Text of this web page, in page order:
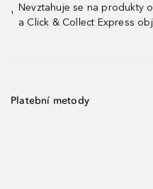
¹
Nevztahuje se na produkty
a Click & Collect Express
Platební metody